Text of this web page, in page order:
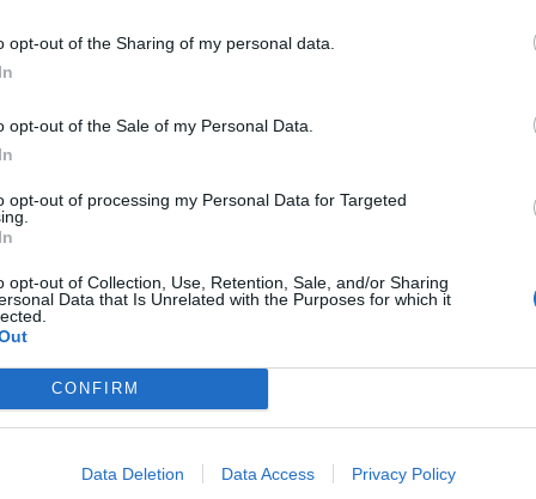
opt-out of the Sharing of my personal data.
opt-out of the Sale of my Personal Data.
opt-out of processing my Personal Data for Targeted
opt-out of Collection, Use, Retention, Sale, and/or Sharing
Data that Is Unrelated with the Purposes for which it
CONFIRM
Data Deletion Data Access Privacy Policy
που ο ίδιος επιθυμούσε θα αποχαιρετήσει τον
στη μνήμη του Θανάση
τον επιχειρηματικό, αθλητικό κι όχι μόνο κόσμο
10:11